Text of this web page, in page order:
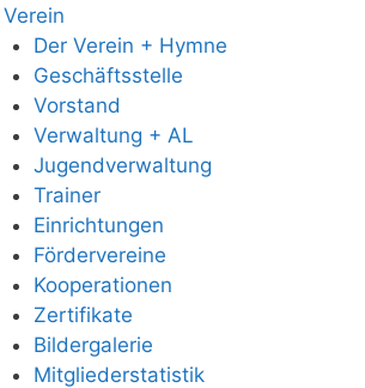
Verein
Der Verein + Hymne
Geschäftsstelle
Vorstand
Verwaltung + AL
Jugendverwaltung
Trainer
Einrichtungen
Fördervereine
Kooperationen
Zertifikate
Bildergalerie
Mitgliederstatistik